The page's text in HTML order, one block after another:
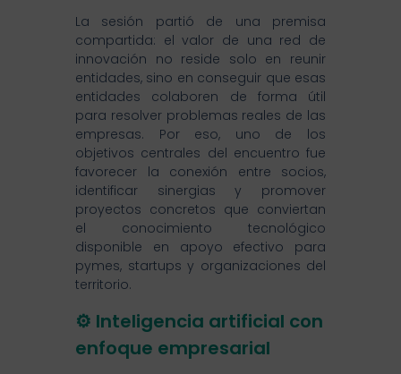
La sesión partió de una premisa
compartida: el valor de una red de
innovación no reside solo en reunir
entidades, sino en conseguir que esas
entidades colaboren de forma útil
para resolver problemas reales de las
empresas. Por eso, uno de los
objetivos centrales del encuentro fue
favorecer la conexión entre socios,
identificar sinergias y promover
proyectos concretos que conviertan
el conocimiento tecnológico
disponible en apoyo efectivo para
pymes, startups y organizaciones del
territorio.
⚙️ Inteligencia artificial con
enfoque empresarial